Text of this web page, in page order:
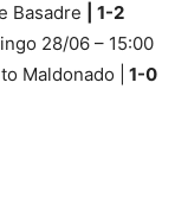
Basadre
| 1-2
28/06 – 15:00
Maldonado |
1-0